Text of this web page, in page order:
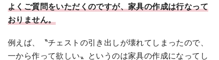
よくご質問をいただくのですが、家具の作成は行なって
おりません。
例えば、〝チェストの引き出しが壊れてしまったので、
一から作って欲しい〟というのは家具の作成になってし